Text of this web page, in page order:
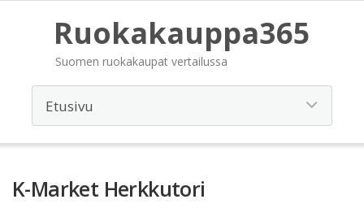
Ruokakauppa365
Suomen ruokakaupat vertailussa
K-Market Herkkutori